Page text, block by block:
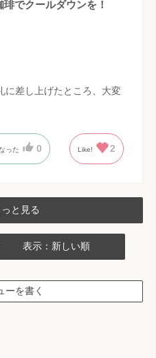
でクールダウンを！
に差し上げたところ、大変
った 0 Like! 2
っと見る
表示：新しい順
ーを書く